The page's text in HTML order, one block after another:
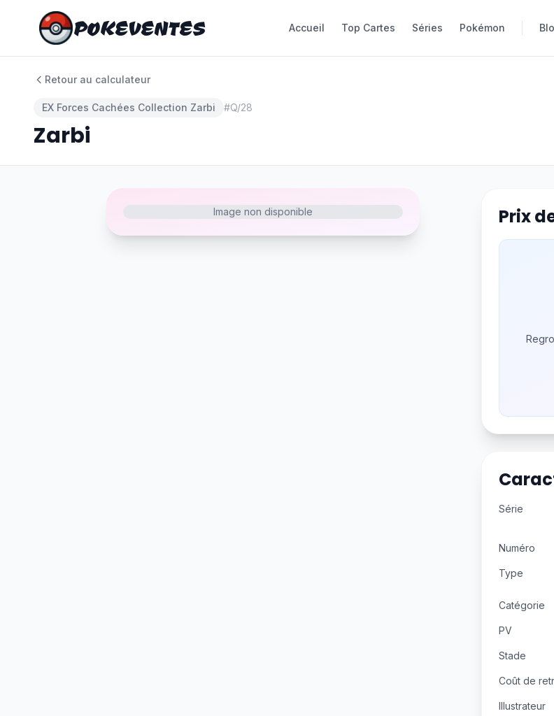
POKEVENTES Accueil Top Cartes Séries Pokémon
POKEVENTES Accueil Top Cartes Séries Pokémon
Retour au calculateur
EX Forces Cachées Collection Zarbi #Q/28
Zarbi
Image non disponible Prix
Série
Numéro
Type
Catégorie
PV
Stade
Coût de
Illustrateur